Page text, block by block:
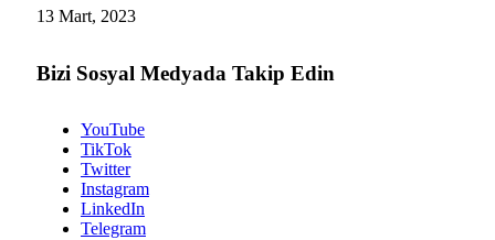
13 Mart, 2023
Bizi Sosyal Medyada Takip Edin
YouTube
TikTok
Twitter
Instagram
LinkedIn
Telegram